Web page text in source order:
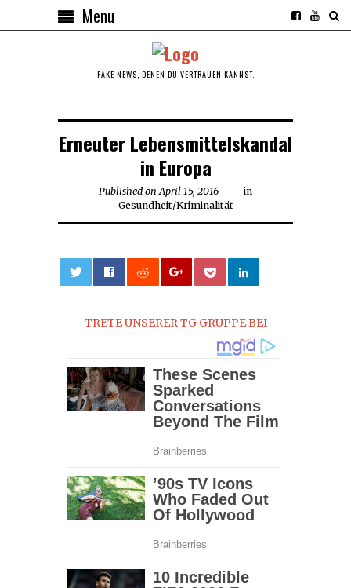
Menu
FAKE NEWS, DENEN DU VERTRAUEN KANNST.
Erneuter Lebensmittelskandal
in Europa
Published on April 15, 2016 April
15,
in
Gesundheit/Kriminalität
TRETE UNSERER TG GRUPPE BEI